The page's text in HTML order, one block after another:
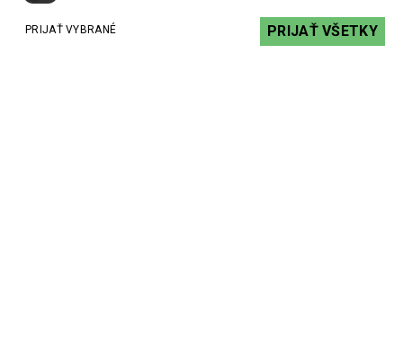
PRIJAŤ VYBRANÉ PRIJAŤ VŠETKY